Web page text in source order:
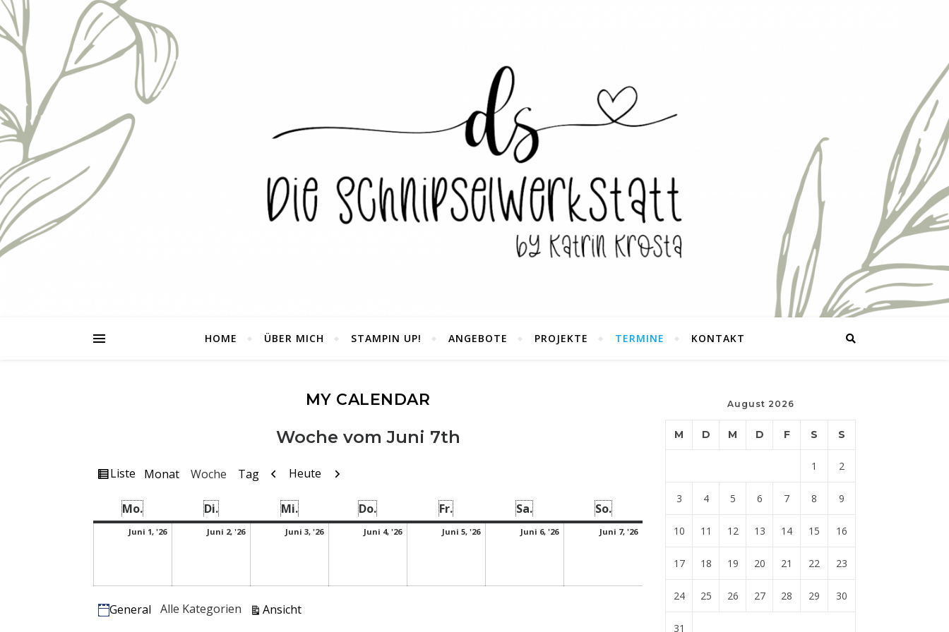
HOME ÜBER MICH STAMPIN UP! ANGEBOTE PROJEKTE TERMINE KONTAKT
MY CALENDAR
Woche vom Juni 7th
Ansicht
Liste Monat Woche Tag Zurück
Heute Weiter
Mo.Montag Di.Dienstag Mi.Mittwoch Do.DonnerstagFr.Freitag Sa.Samstag So.Sonntag
Juni 1, '26Juni 1, 2026Juni 2, '26Juni 2, 2026Juni 3, '26Juni 3, 2026Juni 4, '26Juni 4, 2026Juni 5, '26Juni 5, 2026Juni 6, '26Juni 6, 2026Juni 7, '26Juni 7, 2026
Kategorien
General Alle Kategorien Ansichtausdrucken
August 2026
M D M D F S S
1 2
3 4 5 6 7 8 9
10 11 12 13 14 15 16
17 18 19 20 21 22 23
24 25 26 27 28 29 30
31